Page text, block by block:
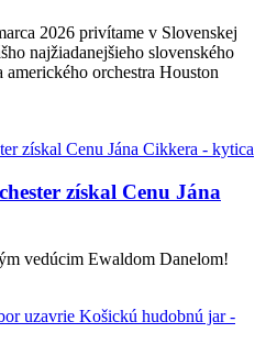
2026 privítame v Slovenskej
najžiadanejšieho slovenského
orchestra Houston
získal Cenu Jána
vedúcim Ewaldom Danelom!